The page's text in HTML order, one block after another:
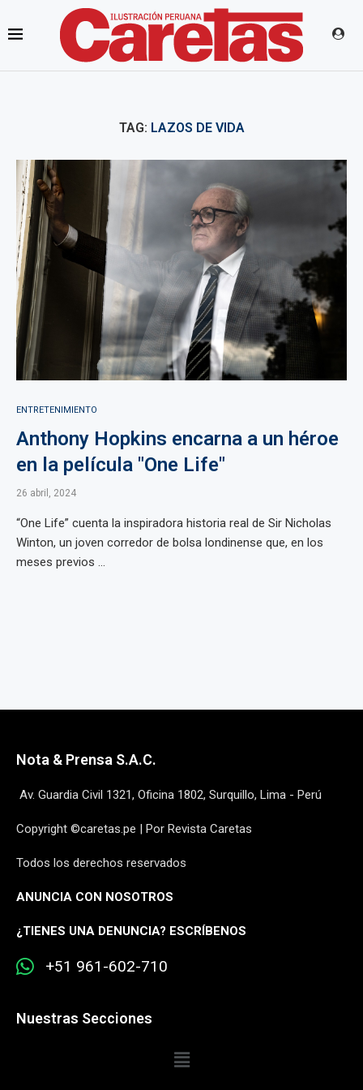
TAG: LAZOS DE VIDA
ENTRETENIMIENTO
Anthony Hopkins encarna a un héroe
en la película "One Life"
26 abril, 2024
“One Life” cuenta la inspiradora historia real de Sir Nicholas
Winton, un joven corredor de bolsa londinense que, en los
meses previos ...
Nota & Prensa S.A.C.
Av. Guardia Civil 1321, Oficina 1802, Surquillo, Lima - Perú
Copyright ©caretas.pe | Por Revista Caretas
Todos los derechos reservados
ANUNCIA CON NOSOTROS
¿TIENES UNA DENUNCIA? ESCRÍBENOS
+51 961-602-710
Nuestras Secciones